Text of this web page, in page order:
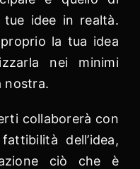
idee in realtà.
la tua idea
nei minimi
nostra.
collaborerà con
dell’idea,
ciò che è